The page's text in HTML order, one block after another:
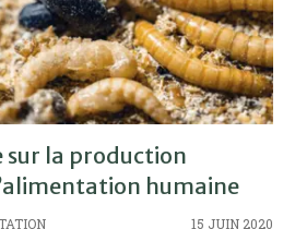
sur la production
humaine
15 JUIN 2020